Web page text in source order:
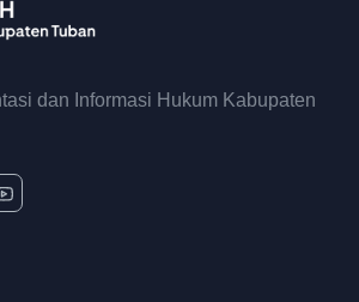
dan Informasi Hukum Kabupaten